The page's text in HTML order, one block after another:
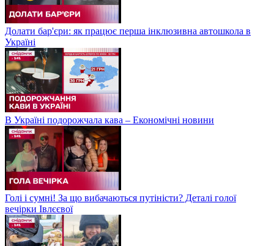
Долати бар'єри: як працює перша інклюзивна автошкола в
Україні
В Україні подорожчала кава – Економічні новини
Голі і сумні! За що вибачаються путіністи? Деталі голої
вечірки Івлєєвої